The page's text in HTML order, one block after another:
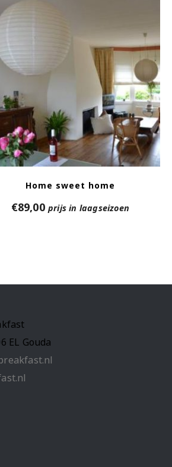
Home sweet home
€89,00 prijs in laagseizoen
EL Gouda